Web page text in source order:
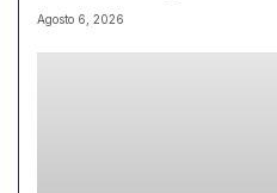
Agosto 6, 2026